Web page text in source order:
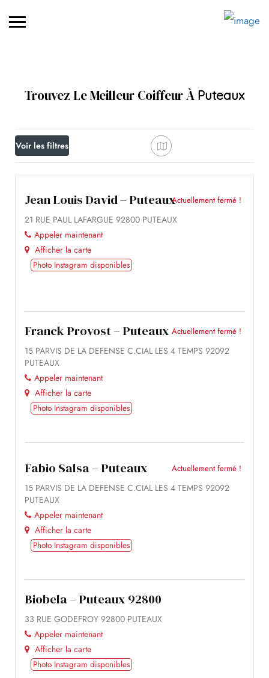
Trouvez Le Meilleur Coiffeur À Puteaux
Voir les filtres
Jean Louis David – Puteaux
21 RUE PAUL LAFARGUE 92800 PUTEAUX
Appeler maintenant
Afficher la carte
Actuellement fermé !
Photo Instagram disponibles
Franck Provost – Puteaux
15 PARVIS DE LA DEFENSE C.CIAL LES 4 TEMPS 92092
PUTEAUX
Appeler maintenant
Afficher la carte
Actuellement fermé !
Photo Instagram disponibles
Fabio Salsa – Puteaux
15 PARVIS DE LA DEFENSE C.CIAL LES 4 TEMPS 92092
PUTEAUX
Appeler maintenant
Afficher la carte
Actuellement fermé !
Photo Instagram disponibles
Biobela – Puteaux 92800
33 RUE GODEFROY 92800 PUTEAUX
Appeler maintenant
Afficher la carte
Photo Instagram disponibles